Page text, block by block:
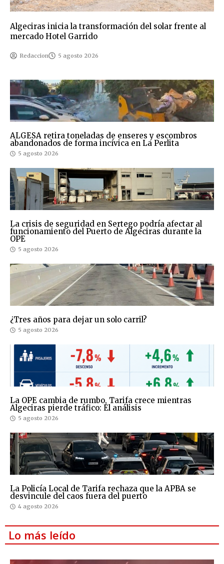
Algeciras inicia la transformación del solar frente al
mercado Hotel Garrido
Redaccion 5 agosto 2026
ALGESA retira toneladas de enseres y escombros
abandonados de forma incívica en La Perlita
5 agosto 2026
La crisis de seguridad en Sertego podría afectar al
funcionamiento del Puerto de Algeciras durante la
OPE
5 agosto 2026
¿Tres años para dejar un solo carril?
5 agosto 2026
La OPE cambia de rumbo, Tarifa crece mientras
Algeciras pierde tráfico: El análisis
5 agosto 2026
La Policía Local de Tarifa rechaza que la APBA se
desvincule del caos fuera del puerto
4 agosto 2026
Lo más leído